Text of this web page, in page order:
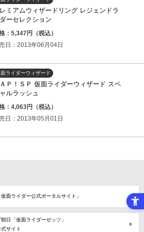
ミアムウィザードリング レジェンドラ
ーセレクション
：5,347円（税込）
日：2013年06月04日
ライダーウィザード
Ｐ！ＳＰ 仮面ライダーウィザード スペ
ルラッシュ
：4,063円（税込）
日：2013年05月01日
面ライダー公式ポータルサイト」
日「仮面ライダーゼッツ」
サイト